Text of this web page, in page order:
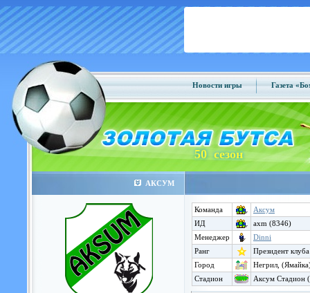
Новости игры Газета
50 сезон
АКСУМ
Команда
Аксум
ИД
axm (8346)
Менеджер
Dinni
Ранг
Президент клуба
Город
Негрил,
Стадион
Аксум Стадион (